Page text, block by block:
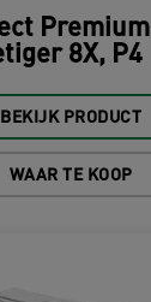
Premium
8X, P4
BEKIJK PRODUCT
WAAR TE KOOP